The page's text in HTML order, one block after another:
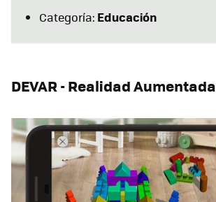
Categoría: Educación
DEVAR - Realidad Aumentada